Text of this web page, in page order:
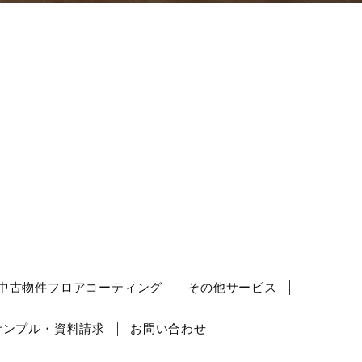
古物件フロアコーティング その他サービス
ンプル・資料請求 お問い合わせ